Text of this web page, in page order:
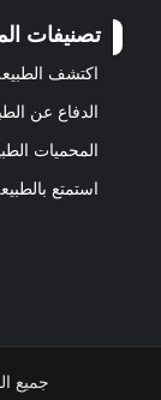
تصنيفات
اكتشف
الدفاع عن
المحميات
استمتع
جميع